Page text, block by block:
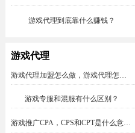
游戏代理到底靠什么赚钱？
游戏代理
游戏代理加盟怎么做，游戏代理怎么加入？
游戏专服和混服有什么区别？
游戏推广CPA，CPS和CPT是什么意思？